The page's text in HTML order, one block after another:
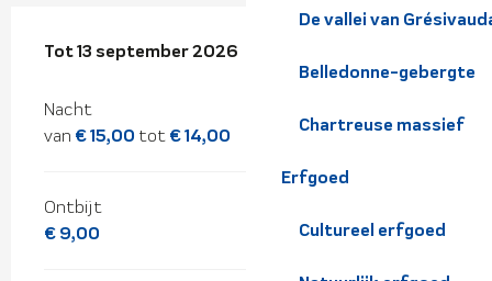
De vallei van
Belledonne-gebergte
Chartreuse massief
Erfgoed
Cultureel erfgoed
Van20 juni 2026tot13 september 2026
Tot13 september 2026
Nacht
van € 15,00 tot € 14,00
Ontbijt
€ 9,00